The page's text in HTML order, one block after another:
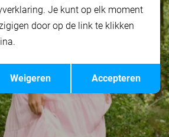
Opslaan
Je kunt op elk moment
door op de link te klikken
Accepteren
Weigeren